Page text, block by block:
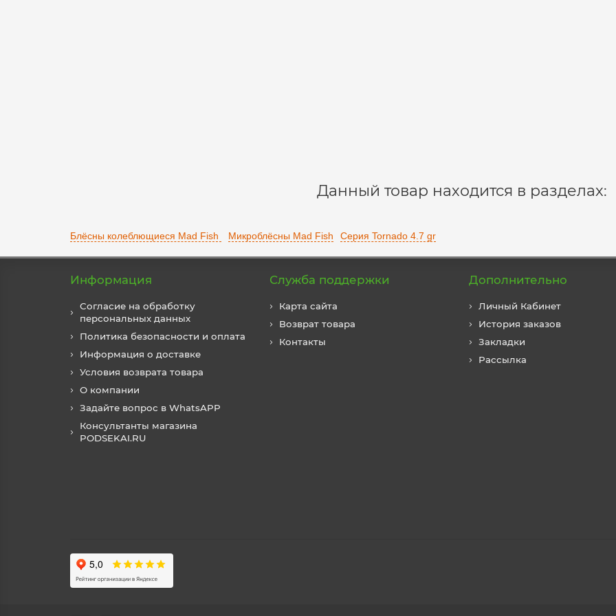
Данный товар находится в разделах:
Блёсны колеблющиеся Mad Fish Микроблёсны Mad Fish Серия Tornado 4.7 gr
Информация
Согласие на обработку
персональных данных
Политика безопасности и оплата
Информация о доставке
Условия возврата товара
О компании
Задайте вопрос в WhatsAPP
Консультанты магазина
PODSEKAI.RU
Служба поддержки
Карта сайта
Возврат товара
Контакты
Дополнительно
Личный Кабинет
История заказов
Закладки
Рассылка